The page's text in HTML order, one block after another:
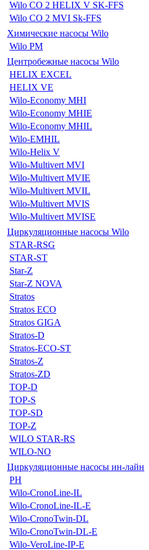
Wilo CO 2 HELIX V SK-FFS
Wilo CO 2 MVI Sk-FFS
Химические насосы Wilo
Wilo PM
Центробежные насосы Wilo
HELIX EXCEL
HELIX VE
Wilo-Economy MHI
Wilo-Economy MHIE
Wilo-Economy MHIL
Wilo-EMHIL
Wilo-Helix V
Wilo-Multivert MVI
Wilo-Multivert MVIE
Wilo-Multivert MVIL
Wilo-Multivert MVIS
Wilo-Multivert MVISE
Циркуляционные насосы Wilo
STAR-RSG
STAR-ST
Star-Z
Star-Z NOVA
Stratos
Stratos ECO
Stratos GIGA
Stratos-D
Stratos-ECO-ST
Stratos-Z
Stratos-ZD
TOP-D
TOP-S
TOP-SD
TOP-Z
WILO STAR-RS
WILO-NO
Циркуляционные насосы ин-лайн
PH
Wilo-CronoLine-IL
Wilo-CronoLine-IL-E
Wilo-CronoTwin-DL
Wilo-CronoTwin-DL-E
Wilo-VeroLine-IP-E